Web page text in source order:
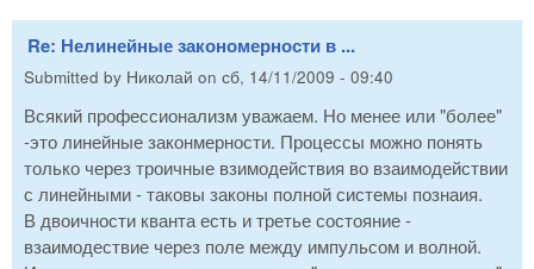
Re: Нелинейные закономерности в ...
Submitted by Николай on сб, 14/11/2009 - 09:40
Всякий профессионализм уважаем. Но менее или "более"
-это линейные законмерности. Процессы можно понять
только через троичные взимодействия во взаимодействии
с линейными - таковы законы полной системы познаия.
В двоичности кванта есть и третье состояние -
взаимодествие через поле между импульсом и волной.